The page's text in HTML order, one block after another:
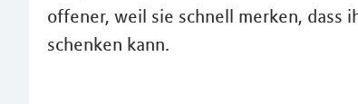
offener, weil sie schnell merken, dass
schenken kann.